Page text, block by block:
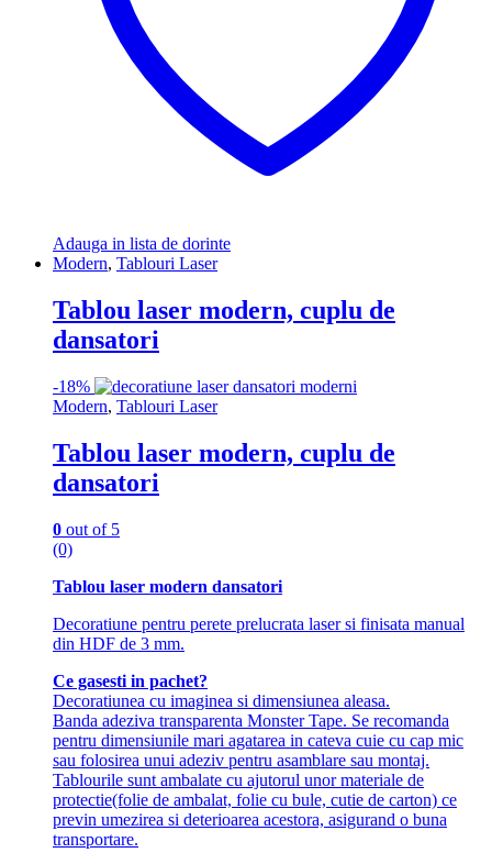
Adauga in lista de dorinte
Modern, Tablouri Laser
Tablou laser modern, cuplu de
dansatori
-18%
Modern, Tablouri Laser
Tablou laser modern, cuplu de
dansatori
0 out of 5
(0)
Tablou laser modern dansatori
Decoratiune pentru perete prelucrata laser si finisata manual
din HDF de 3 mm.
Ce gasesti in pachet?
Decoratiunea cu imaginea si dimensiunea aleasa.
Banda adeziva transparenta Monster Tape. Se recomanda
pentru dimensiunile mari agatarea in cateva cuie cu cap mic
sau folosirea unui adeziv pentru asamblare sau montaj.
Tablourile sunt ambalate cu ajutorul unor materiale de
protectie(folie de ambalat, folie cu bule, cutie de carton) ce
previn umezirea si deterioarea acestora, asigurand o buna
transportare.